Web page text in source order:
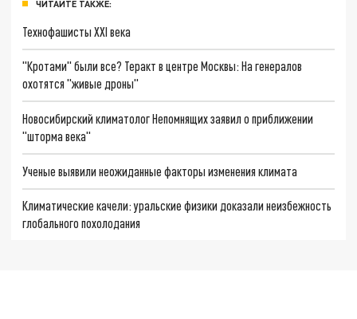
ЧИТАЙТЕ ТАКЖЕ:
Технофашисты XXI века
"Кротами" были все? Теракт в центре Москвы: На генералов
охотятся "живые дроны"
Новосибирский климатолог Непомнящих заявил о приближении
"шторма века"
Ученые выявили неожиданные факторы изменения климата
Климатические качели: уральские физики доказали неизбежность
глобального похолодания